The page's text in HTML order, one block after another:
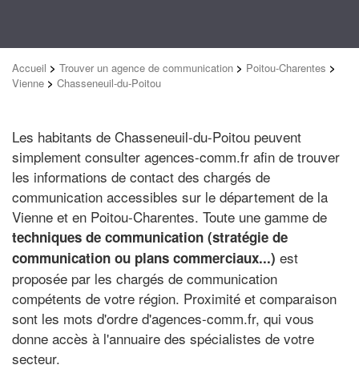
Accueil > Trouver un agence de communication > Poitou-Charentes >
Vienne > Chasseneuil-du-Poitou
Les habitants de Chasseneuil-du-Poitou peuvent
simplement consulter agences-comm.fr afin de trouver
les informations de contact des chargés de
communication accessibles sur le département de la
Vienne et en Poitou-Charentes. Toute une gamme de
techniques de communication (stratégie de
communication ou plans commerciaux...) est
proposée par les chargés de communication
compétents de votre région. Proximité et comparaison
sont les mots d'ordre d'agences-comm.fr, qui vous
donne accès à l'annuaire des spécialistes de votre
secteur.